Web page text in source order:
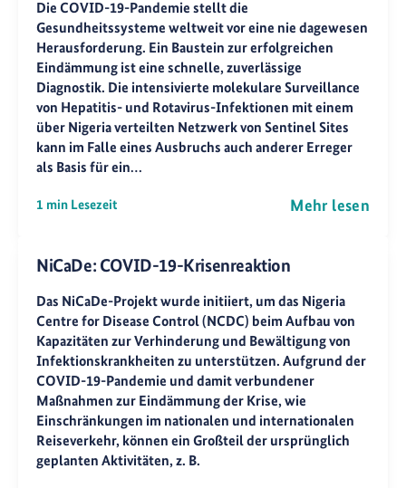
Die COVID-19-Pandemie stellt die
Gesundheitssysteme weltweit vor eine nie dagewesen
Herausforderung. Ein Baustein zur erfolgreichen
Eindämmung ist eine schnelle, zuverlässige
Diagnostik. Die intensivierte molekulare Surveillance
von Hepatitis- und Rotavirus-Infektionen mit einem
über Nigeria verteilten Netzwerk von Sentinel Sites
kann im Falle eines Ausbruchs auch anderer Erreger
als Basis für ein…
1 min Lesezeit Mehr lesen
NiCaDe: COVID-19-Krisenreaktion
Das NiCaDe-Projekt wurde initiiert, um das Nigeria
Centre for Disease Control (NCDC) beim Aufbau von
Kapazitäten zur Verhinderung und Bewältigung von
Infektionskrankheiten zu unterstützen. Aufgrund der
COVID-19-Pandemie und damit verbundener
Maßnahmen zur Eindämmung der Krise, wie
Einschränkungen im nationalen und internationalen
Reiseverkehr, können ein Großteil der ursprünglich
geplanten Aktivitäten, z. B.